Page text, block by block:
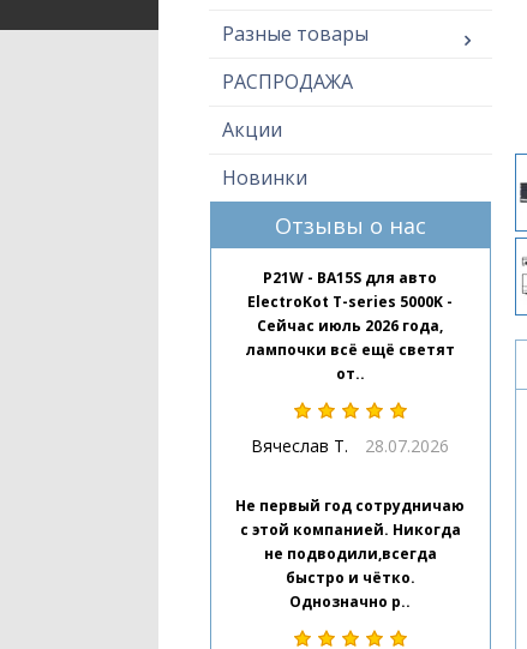
Разные товары
РАСПРОДАЖА
Акции
Новинки
Отзывы о нас
P21W - BA15S для авто
ElectroKot T-series 5000K -
Сейчас июль 2026 года,
лампочки всё ещё светят
от..
Вячеслав Т. 28.07.2026
Не первый год сотрудничаю
с этой компанией. Никогда
не подводили,всегда
быстро и чётко.
Однозначно р..